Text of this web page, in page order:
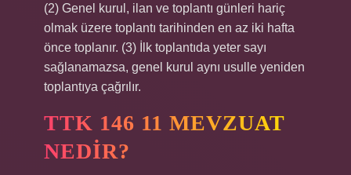
(2) Genel kurul, ilan ve toplantı günleri hariç
olmak üzere toplantı tarihinden en az iki hafta
önce toplanır. (3) İlk toplantıda yeter sayı
sağlanamazsa, genel kurul aynı usulle yeniden
toplantıya çağrılır.
TTK 146 11 MEVZUAT
NEDIR?